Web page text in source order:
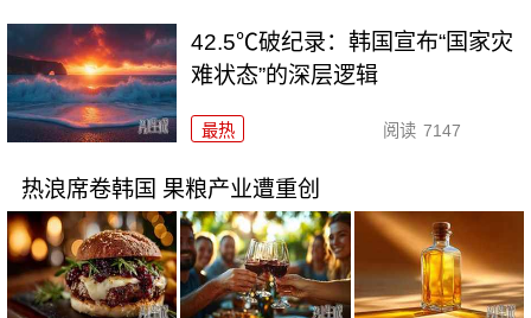
42.5℃破纪录：韩国宣布“国家灾
难状态”的深层逻辑
最热 阅读 7147
热浪席卷韩国 果粮产业遭重创